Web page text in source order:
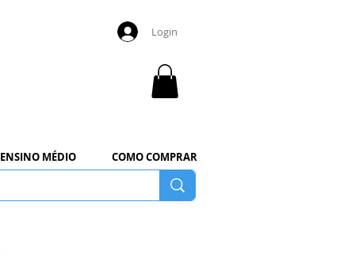
Login
ENSINO MÉDIO COMO COMPRAR